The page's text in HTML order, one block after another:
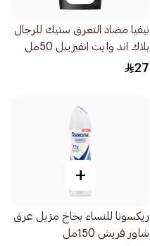
نيفيا مضاد التعرق ستيك للرجال
بلاك اند وايت انفيزيبل 50مل
27
+
ريكسونا للنساء بخاخ مزيل عرق
شاور فريش 150مل